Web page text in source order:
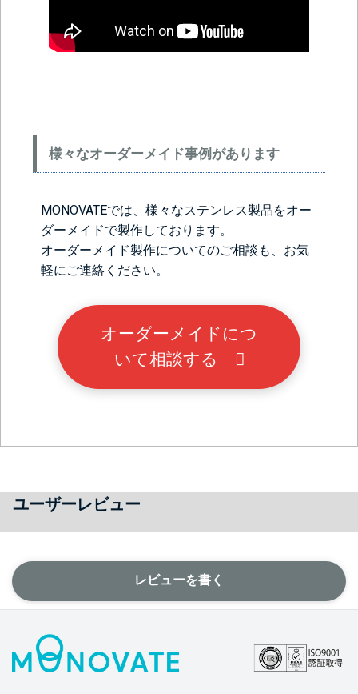
様々なオーダーメイド事例があります
MONOVATEでは、様々なステンレス製品をオー
ダーメイドで製作しております。
オーダーメイド製作についてのご相談も、お気
軽にご連絡ください。
オーダーメイドにつ
いて相談する
ユーザーレビュー
レビューを書く